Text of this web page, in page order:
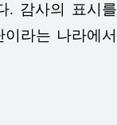
. 감사의 표시를
라는 나라에서